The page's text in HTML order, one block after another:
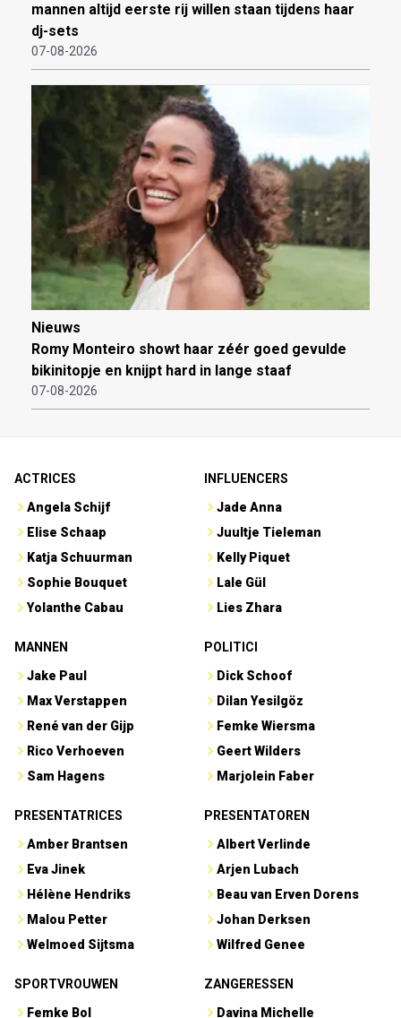
mannen altijd eerste rij willen staan tijdens haar
dj-sets
07-08-2026
Nieuws
Romy Monteiro showt haar zéér goed gevulde
bikinitopje en knijpt hard in lange staaf
07-08-2026
ACTRICES
Angela Schijf
Elise Schaap
Katja Schuurman
Sophie Bouquet
Yolanthe Cabau
INFLUENCERS
Jade Anna
Juultje Tieleman
Kelly Piquet
Lale Gül
Lies Zhara
MANNEN
Jake Paul
Max Verstappen
René van der Gijp
Rico Verhoeven
Sam Hagens
POLITICI
Dick Schoof
Dilan Yesilgöz
Femke Wiersma
Geert Wilders
Marjolein Faber
PRESENTATRICES
Amber Brantsen
Eva Jinek
Hélène Hendriks
Malou Petter
Welmoed Sijtsma
PRESENTATOREN
Albert Verlinde
Arjen Lubach
Beau van Erven Dorens
Johan Derksen
Wilfred Genee
SPORTVROUWEN
Femke Bol
ZANGERESSEN
Davina Michelle